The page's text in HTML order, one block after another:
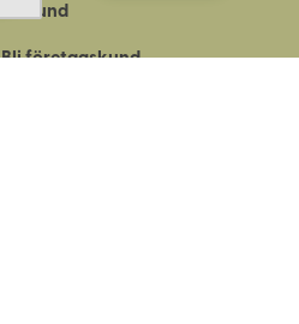
Bli kund
Bli företagskund